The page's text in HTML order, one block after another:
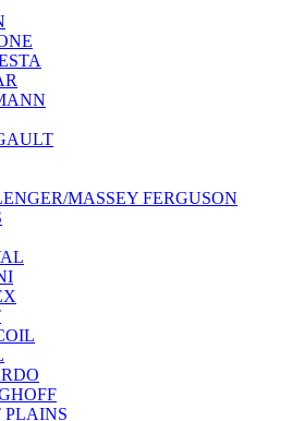
MASSEY FERGUSON
PLAINS